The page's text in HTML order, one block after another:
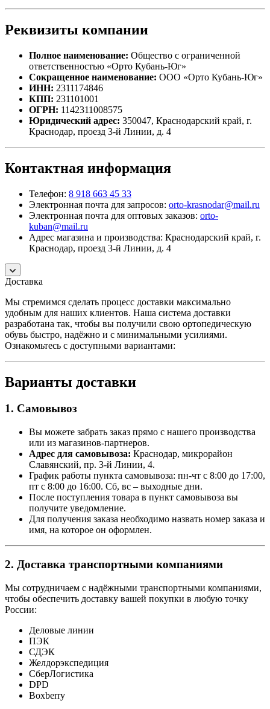
Реквизиты компании
Полное наименование: Общество с ограниченной
ответственностью «Орто Кубань-Юг»
Сокращенное наименование: ООО «Орто Кубань-Юг»
ИНН: 2311174846
КПП: 231101001
ОГРН: 1142311008575
Юридический адрес: 350047, Краснодарский край, г.
Краснодар, проезд 3-й Линии, д. 4
Контактная информация
Телефон: 8 918 663 45 33
Электронная почта для запросов: orto-krasnodar@mail.ru
Электронная почта для оптовых заказов: orto-
kuban@mail.ru
Адрес магазина и производства: Краснодарский край, г.
Краснодар, проезд 3-й Линии, д. 4
Доставка
Мы стремимся сделать процесс доставки максимально
удобным для наших клиентов. Наша система доставки
разработана так, чтобы вы получили свою ортопедическую
обувь быстро, надёжно и с минимальными усилиями.
Ознакомьтесь с доступными вариантами:
Варианты доставки
1. Самовывоз
Вы можете забрать заказ прямо с нашего производства
или из магазинов-партнеров.
Адрес для самовывоза: Краснодар, микрорайон
Славянский, пр. 3-й Линии, 4.
График работы пункта самовывоза: пн-чт с 8:00 до 17:00,
пт с 8:00 до 16:00. Сб, вс – выходные дни.
После поступления товара в пункт самовывоза вы
получите уведомление.
Для получения заказа необходимо назвать номер заказа и
имя, на которое он оформлен.
2. Доставка транспортными компаниями
Мы сотрудничаем с надёжными транспортными компаниями,
чтобы обеспечить доставку вашей покупки в любую точку
России:
Деловые линии
ПЭК
СДЭК
Желдорэкспедиция
СберЛогистика
DPD
Boxberry